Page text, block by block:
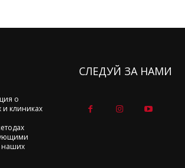
о
и клиниках
наших
СЛЕДУЙ ЗА НАМИ